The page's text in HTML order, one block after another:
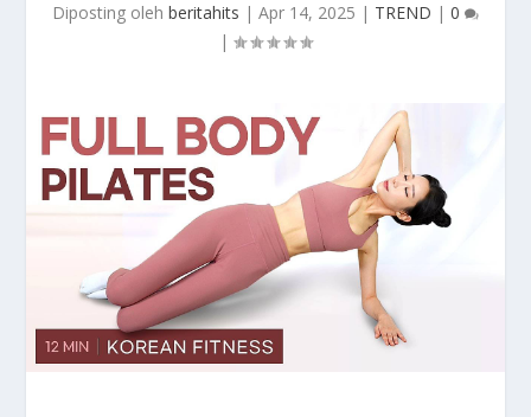
Diposting oleh beritahits | Apr 14, 2025 | TREND | 0
|